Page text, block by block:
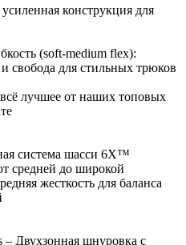
конструкция для
(soft-medium flex):
свобода для стильных трюков
лучшее от наших топовых
система шасси 6X™
средней до широкой
жесткость для баланса
Двухзонная шнуровка с